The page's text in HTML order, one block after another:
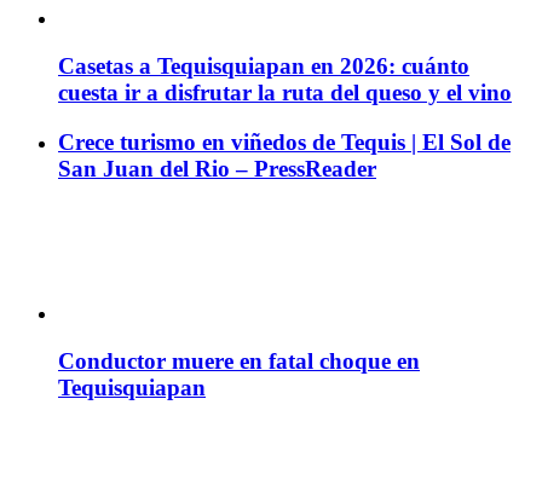
Casetas a Tequisquiapan en 2026: cuánto
cuesta ir a disfrutar la ruta del queso y el vino
Crece turismo en viñedos de Tequis | El Sol de
San Juan del Rio – PressReader
Conductor muere en fatal choque en
Tequisquiapan